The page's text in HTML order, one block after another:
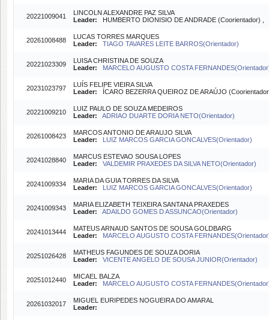
20221009041
LINCOLN ALEXANDRE PAZ SILVA
Leader: HUMBERTO DIONISIO DE ANDRADE (Coorientador) ,
20261008488
LUCAS TORRES MARQUES
Leader:
TIAGO TAVARES LEITE BARROS(Orientador)
20221023309
LUISA CHRISTINA DE SOUZA
Leader:
MARCELO AUGUSTO COSTA
20231023797
LUÍS FELIPE VIEIRA SILVA
Leader: ÍCARO BEZERRA QUEIROZ DE ARAÚJO
20221009210
LUIZ PAULO DE SOUZA MEDEIROS
Leader:
ADRIAO DUARTE DORIA NETO(Orientador)
20261008423
MARCOS ANTONIO DE ARAUJO SILVA
Leader:
LUIZ MARCOS GARCIA GONCALVES(Orientador)
20241028840
MARCUS ESTEVAO SOUSA LOPES
Leader:
VALDEMIR PRAXEDES DA SILVA NETO(Orientador)
20241009334
MARIA DA GUIA TORRES DA SILVA
Leader:
LUIZ MARCOS GARCIA GONCALVES(Orientador)
20241009343
MARIA ELIZABETH TEIXEIRA SANTANA PRAXEDES
Leader:
ADAILDO GOMES D ASSUNCAO(Orientador)
20241013444
MATEUS ARNAUD SANTOS DE SOUSA GOLDBARG
Leader:
MARCELO AUGUSTO COSTA
20251026428
MATHEUS FAGUNDES DE SOUZA DORIA
Leader:
VICENTE ANGELO DE SOUSA JUNIOR(Orientador)
20251012440
MICAEL BALZA
Leader:
MARCELO AUGUSTO COSTA
20261032017
MIGUEL EURIPEDES NOGUEIRA DO AMARAL
Leader: